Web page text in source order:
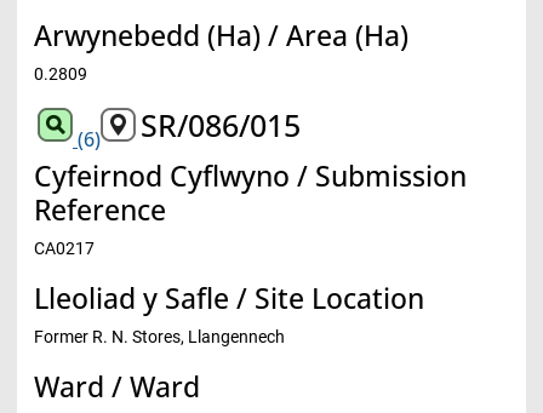
Arwynebedd (Ha) / Area (Ha)
0.2809
(6) SR/086/015
Cyfeirnod Cyflwyno / Submission
Reference
CA0217
Lleoliad y Safle / Site Location
Former R. N. Stores, Llangennech
Ward / Ward